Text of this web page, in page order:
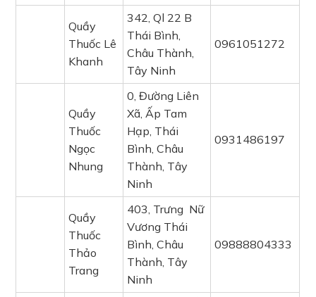
Quầy
Thuốc Lê
Khanh
342, Ql 22 B
Thái Bình,
Châu Thành,
Tây Ninh
0961051272
Quầy
Thuốc
Ngọc
Nhung
0, Đường Liên
Xã, Ấp Tam
Hạp, Thái
Bình, Châu
Thành, Tây
Ninh
0931486197
Quầy
Thuốc
Thảo
Trang
403, Trưng Nữ
Vương Thái
Bình, Châu
Thành, Tây
Ninh
09888804333